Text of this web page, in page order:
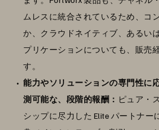
ムレスに統合されているため、コ
か、クラウドネイティブ、あるい
プリケーションについても、販売
す。
能力やソリューションの専門性に
測可能な、段階的報酬： ピュア・
シップに尽力した Elite パートナー